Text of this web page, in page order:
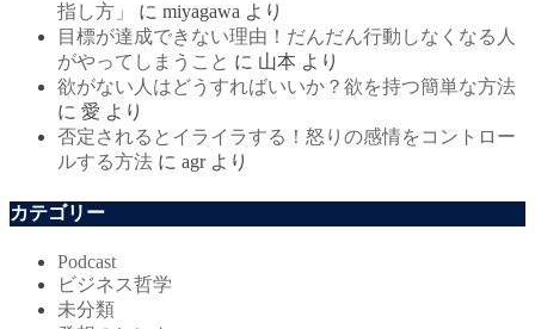
指し方」
に miyagawa より
目標が達成できない理由！だんだん行動しなくなる人
がやってしまうこと に 山本 より
欲がない人はどうすればいいか？欲を持つ簡単な方法
に 愛 より
否定されるとイライラする！怒りの感情をコントロー
ルする方法 に agrより
カテゴリー
Podcast
ビジネス哲学
未分類